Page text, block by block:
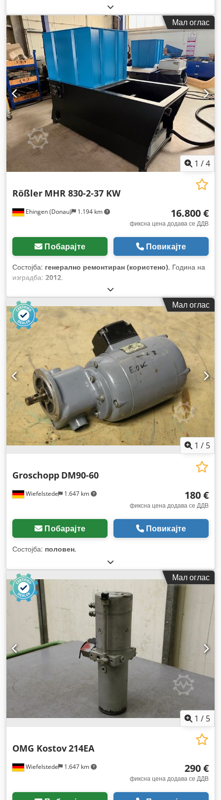
Мал оглас
1 /4
Ehingen (Donau) 1.194 km
Rößler MHR 830-2-37 KW
16.800 €
фиксна цена додава се ДДВ
Побарајте Повикајте
Состојба: генерално ремонтиран (користено), Година на
изградба: 2012,
Мал оглас
1 / 5
Wiefelstede 1.647 km
Groschopp DM90-60
180 €
фиксна цена додава се ДДВ
Побарајте Повикајте
Состојба: половен,
Мал оглас
1 / 5
Wiefelstede 1.647 km
OMG Kostov214EA
290 €
фиксна цена додава се ДДВ